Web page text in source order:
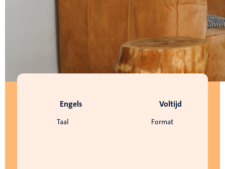
Taal
Engels
Format
Voltijd